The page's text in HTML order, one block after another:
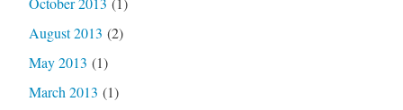
August 2013 (2)
May 2013 (1)
March 2013 (1)